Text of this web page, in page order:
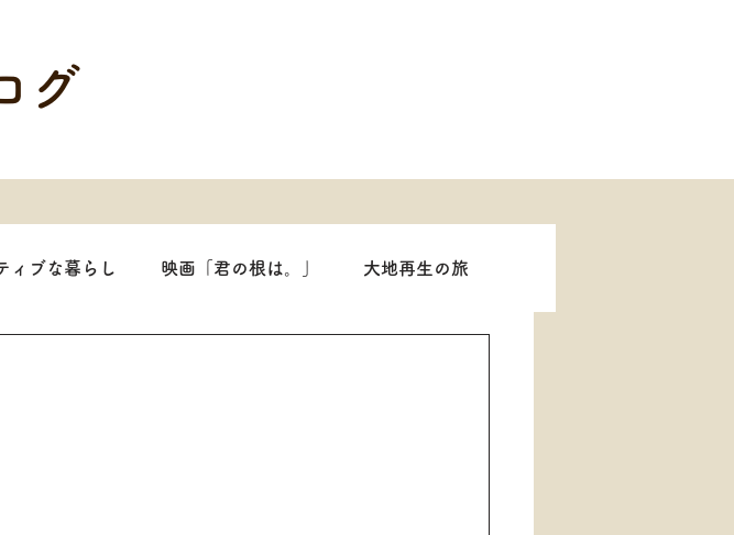
グ
ィブな暮らし 映画「君の根は。」 大地再生の旅